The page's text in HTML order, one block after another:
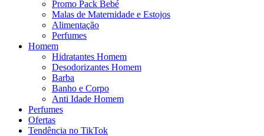
Promo Pack Bebé
Malas de Maternidade e Estojos
Alimentação
Perfumes
Homem
Hidratantes Homem
Desodorizantes Homem
Barba
Banho e Corpo
Anti Idade Homem
Perfumes
Ofertas
Tendência no TikTok